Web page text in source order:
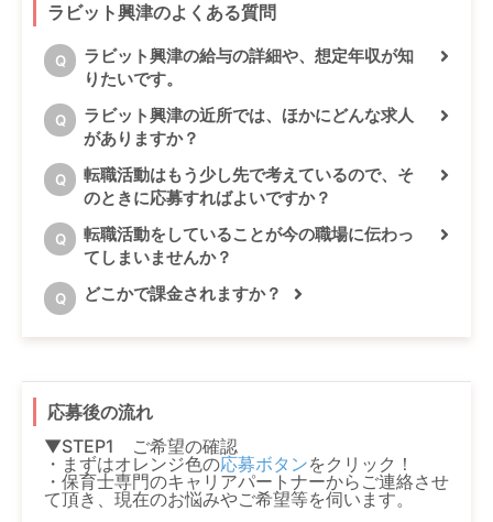
ラビット興津のよくある質問
Q
ラビット興津の給与の詳細や、想定年収が知
りたいです。
Q
ラビット興津の近所では、ほかにどんな求人
がありますか？
Q
転職活動はもう少し先で考えているので、そ
のときに応募すればよいですか？
Q
転職活動をしていることが今の職場に伝わっ
てしまいませんか？
Q どこかで課金されますか？
応募後の流れ
▼STEP1 ご希望の確認
・まずはオレンジ色の応募ボタンをクリック！
・保育士専門のキャリアパートナーからご連絡させ
て頂き、現在のお悩みやご希望等を伺います。